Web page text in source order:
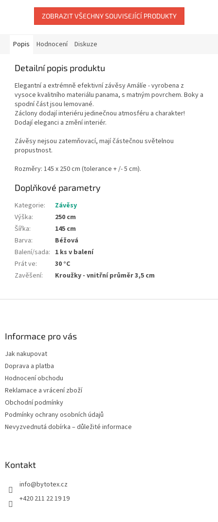
ZOBRAZIT VŠECHNY SOUVISEJÍCÍ PRODUKTY
Popis Hodnocení Diskuze
Detailní popis produktu
Elegantní a extrémně efektivní závěsy Amálíe - vyrobena z
vysoce kvalitního materiálu panama, s matným povrchem. Boky a
spodní část jsou lemované.
Záclony dodají interiéru jedinečnou atmosféru a charakter!
Dodají eleganci a změní interiér.
Závěsy nejsou zatemňovací, mají částečnou světelnou
propustnost.
Rozměry: 145 x 250 cm (tolerance + /- 5 cm).
Doplňkové parametry
Kategorie:
Závěsy
Výška:
250 cm
Šířka:
145 cm
Barva:
Béžová
Balení/sada: 1 ks v balení
Prát ve:
30 °C
Zavěšení: Kroužky - vnitřní průměr 3,5 cm
Informace pro vás
Jak nakupovat
Doprava a platba
Hodnocení obchodu
Reklamace a vrácení zboží
Obchodní podmínky
Podmínky ochrany osobních údajů
Nevyzvednutá dobírka – důležité informace
Kontakt
info@bytotex.cz
+420 211 22 19 19